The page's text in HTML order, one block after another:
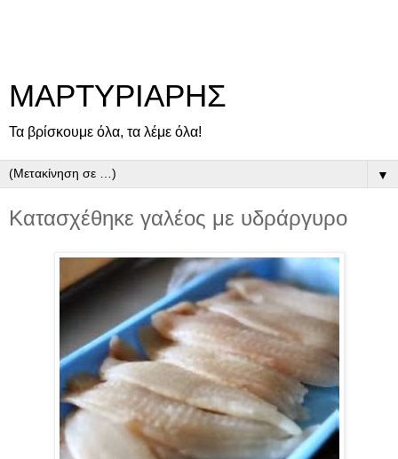
ΜΑΡΤΥΡΙΑΡΗΣ
Τα βρίσκουμε όλα, τα λέμε όλα!
▼
Κατασχέθηκε γαλέος με υδράργυρο